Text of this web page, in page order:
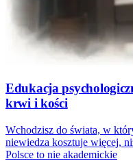
Edukacja
krwi i kości
Wchodzisz do świata, w
niewiedza kosztuje więcej,
Polsce to nie akademickie